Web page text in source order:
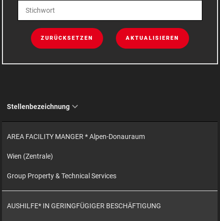
ZURÜCKSETZEN AKTUALISIEREN
Stellenbezeichnung
AREA FACILITY MANGER * Alpen-Donauraum
Wien (Zentrale)
Group Property & Technical Services
AUSHILFE* IN GERINGFÜGIGER BESCHÄFTIGUNG